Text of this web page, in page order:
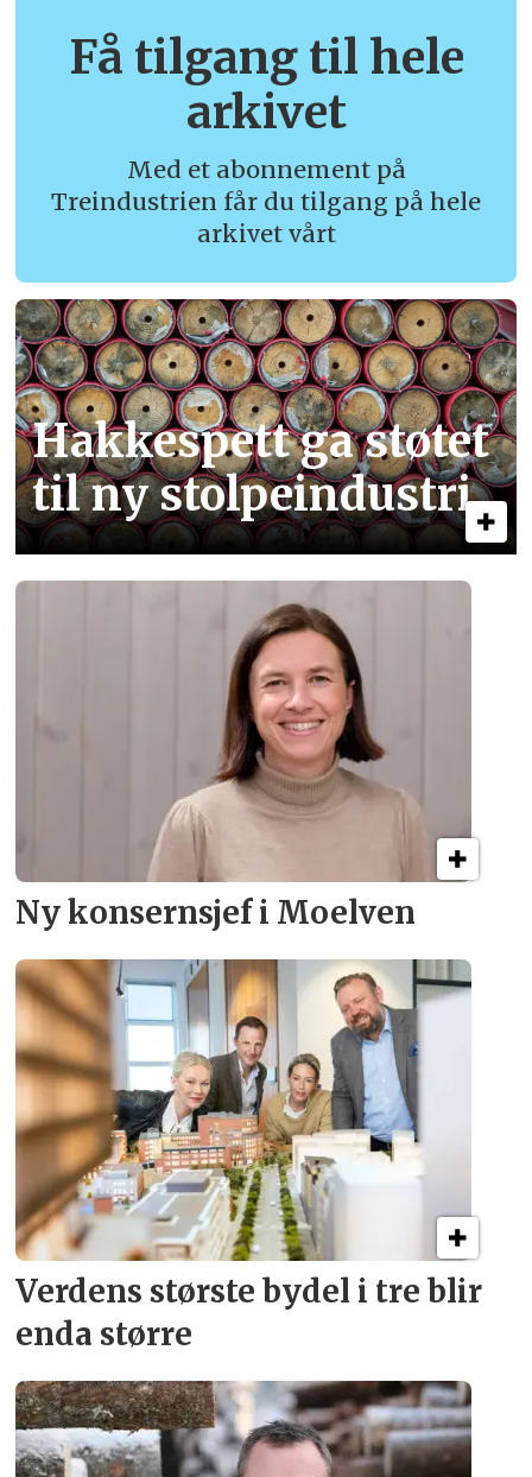
Få tilgang til hele
arkivet
Med et abonnement på
Treindustrien får du tilgang på hele
arkivet vårt
Hakkespett ga støtet
til ny stolpe­industri
Ny konsern­sjef i Moelven
Verdens største bydel i tre blir
enda større